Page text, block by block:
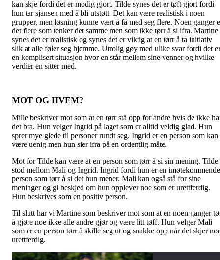
kan skje fordi det er modig gjort. Tilde synes det er tøft gjort fordi
hun tar sjansen med å bli utstøtt. Det kan være realistisk i noen
grupper, men løsning kunne vært å få med seg flere. Noen ganger
det flere som tenker det samme men som ikke tørr å si ifra. Martine
synes det er realistisk og synes det er viktig at en tørr å ta initiativ
slik at alle føler seg hjemme. Utrolig gøy med ulike svar fordi det er
en komplisert situasjon hvor en står mellom sine venner og hvilke
verdier en sitter med.
MOT OG HVEM?
Mille beskriver mot som at en tørr stå opp for andre hvis de ikke
det bra. Hun velger Ingrid på laget som er alltid veldig glad. Hun
sprer mye glede til personer rundt seg. Ingrid er en person som kan
være uenig men hun sier ifra på en ordentlig måte.
Mot for Tilde kan være at en person som tørr å si sin mening. Tilde
stod mellom Mali og Ingrid. Ingrid fordi hun er en imøtekommende
person som tørr å si det hun mener. Mali kan også stå for sine
meninger og gi beskjed om hun opplever noe som er urettferdig.
Hun beskrives som en positiv person.
Til slutt har vi Martine som beskriver mot som at en noen ganger
å gjøre noe ikke alle andre gjør og være litt tøff. Hun velger Mali
som er en person tørr å skille seg ut og snakke opp når det skjer
urettferdig.